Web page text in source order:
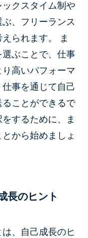
クスタイム制や
、フリーランス
られます。 ま
ぶことで、仕事
高いパフォーマ
事を通じて自己
ことができるで
するために、ま
から始めましょ
長のヒント
、自己成長のヒ